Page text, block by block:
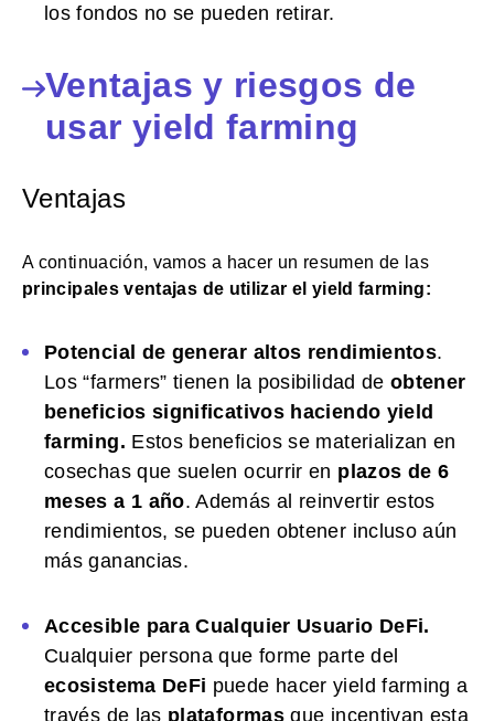
los fondos no se pueden retirar.
Ventajas y riesgos de
usar yield farming
Ventajas
A continuación, vamos a hacer un resumen de las
principales ventajas de utilizar el yield farming:
Potencial de generar altos rendimientos.
Los “farmers” tienen la posibilidad deobtener
beneficios significativos haciendo yield
farming. Estos beneficios se materializan en
cosechas que suelen ocurrir en plazos de 6
meses a 1 año. Además al reinvertir estos
rendimientos, se pueden obtener incluso aún
más ganancias.
Accesible para Cualquier Usuario DeFi.
Cualquier persona que forme parte del
ecosistema DeFi puede hacer yield farming a
través de las plataformas que incentivan esta